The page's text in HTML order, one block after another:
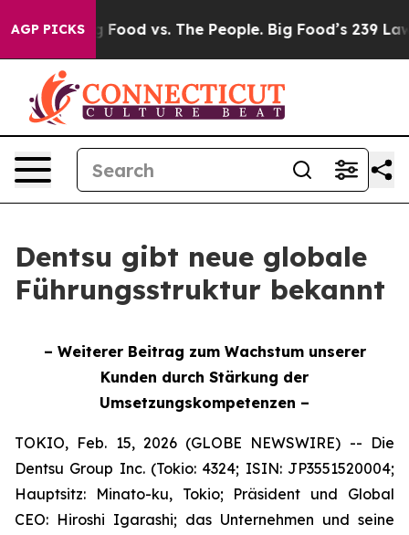
AGP PICKS
Food vs. The People. Big Food’s 239 Lawsuits
Dentsu gibt neue globale
Führungsstruktur bekannt
– Weiterer Beitrag zum Wachstum unserer
Kunden durch Stärkung der
Umsetzungskompetenzen –
TOKIO, Feb. 15, 2026 (GLOBE NEWSWIRE) -- Die
Dentsu Group Inc. (Tokio: 4324; ISIN: JP3551520004;
Hauptsitz: Minato-ku, Tokio; Präsident und Global
CEO: Hiroshi Igarashi; das Unternehmen und seine